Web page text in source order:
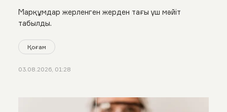
Марқұмдар жерленген жерден тағы үш мәйіт
табылды.
Қоғам
03.08.2026, 01:28